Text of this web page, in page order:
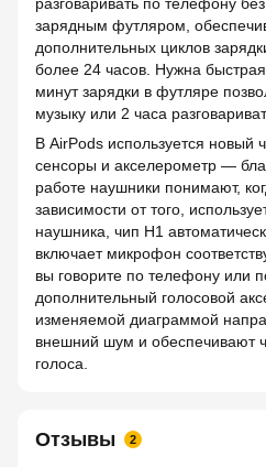
зарядным футляром,
дополнительных циклов
более 24 часов. Нужна
минут зарядки в футляре
музыку или 2 часа
В AirPods используется новый
сенсоры и акселерометр —
работе наушники понимают,
зависимости от того,
наушника, чип H1
включает микрофон
вы говорите по телефону или
дополнительный голосовой
изменяемой диаграммой
внешний шум и обеспечивают
голоса.
Отзывы 2